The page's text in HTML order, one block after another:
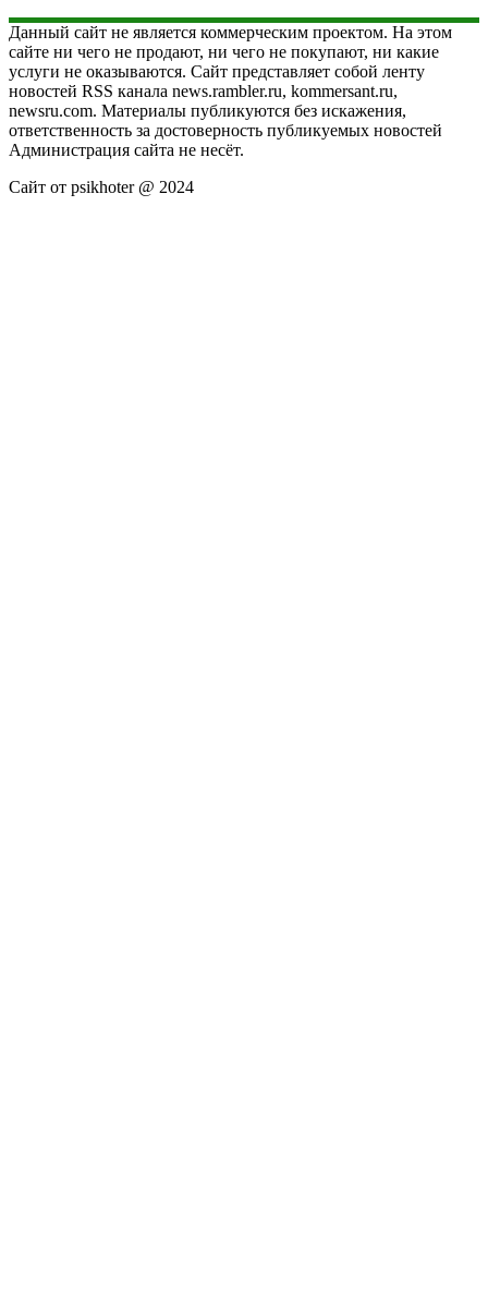
Данный сайт не является коммерческим проектом. На этом
сайте ни чего не продают, ни чего не покупают, ни какие
услуги не оказываются. Сайт представляет собой ленту
новостей RSS канала news.rambler.ru, kommersant.ru,
newsru.com. Материалы публикуются без искажения,
ответственность за достоверность публикуемых новостей
Администрация сайта не несёт.
Сайт от psikhoter @ 2024